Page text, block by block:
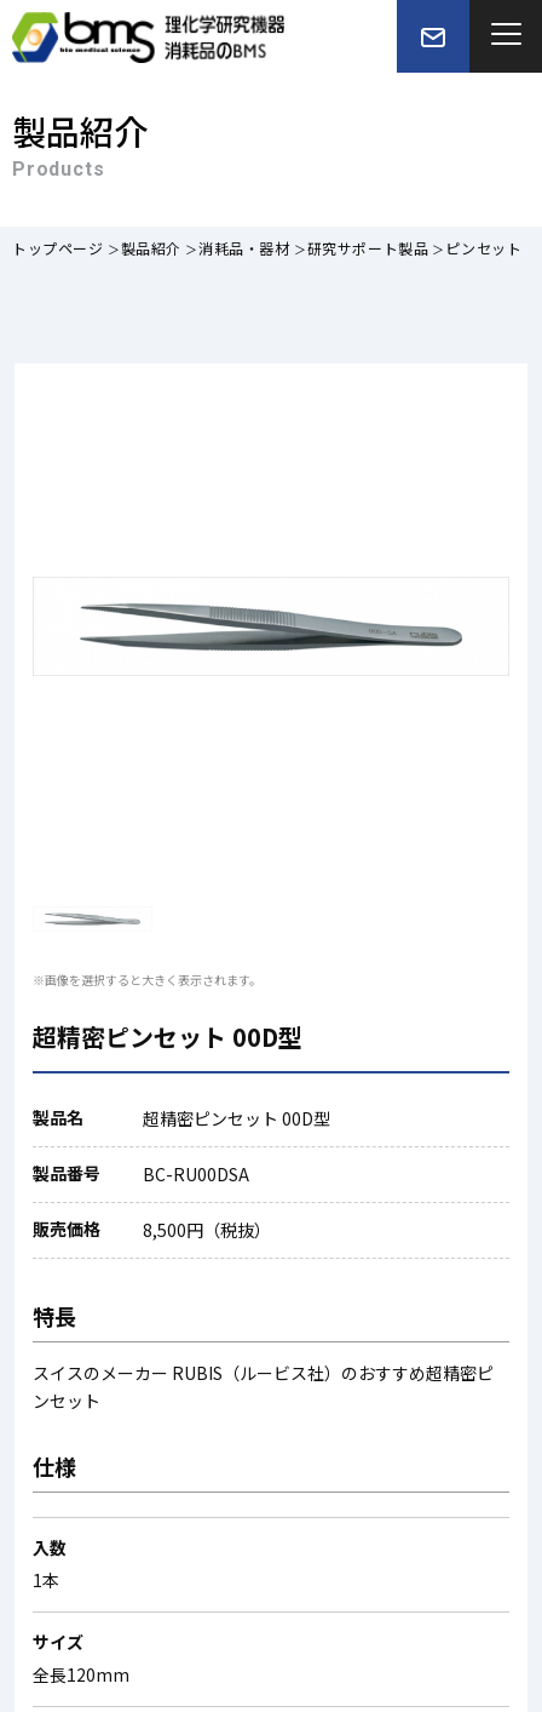
製品紹介
Products
トップページ 製品紹介 消耗品・器材 研究サポート製品 ピンセット
※画像を選択すると大きく表示されます。
超精密ピンセット 00D型
製品名 超精密ピンセット 00D型
製品番号 BC-RU00DSA
販売価格 8,500円（税抜）
特長
スイスのメーカー RUBIS（ルービス社）のおすすめ超精密ピ
ンセット
仕様
入数
1本
サイズ
全長120mm